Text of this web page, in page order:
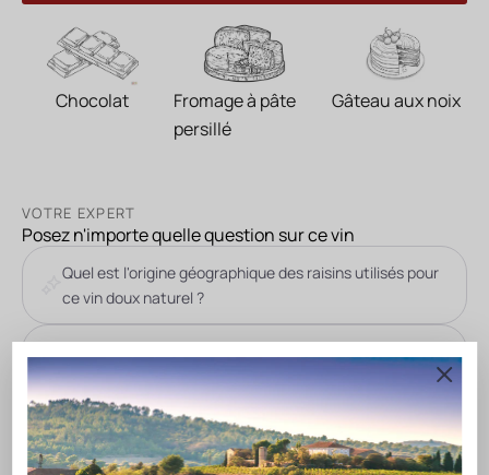
Chocolat
Fromage à pâte
persillé
Gâteau aux noix
VOTRE EXPERT
Posez n'importe quelle question sur ce vin
Quel est l'origine géographique des raisins utilisés pour
ce vin doux naturel ?
produit ?